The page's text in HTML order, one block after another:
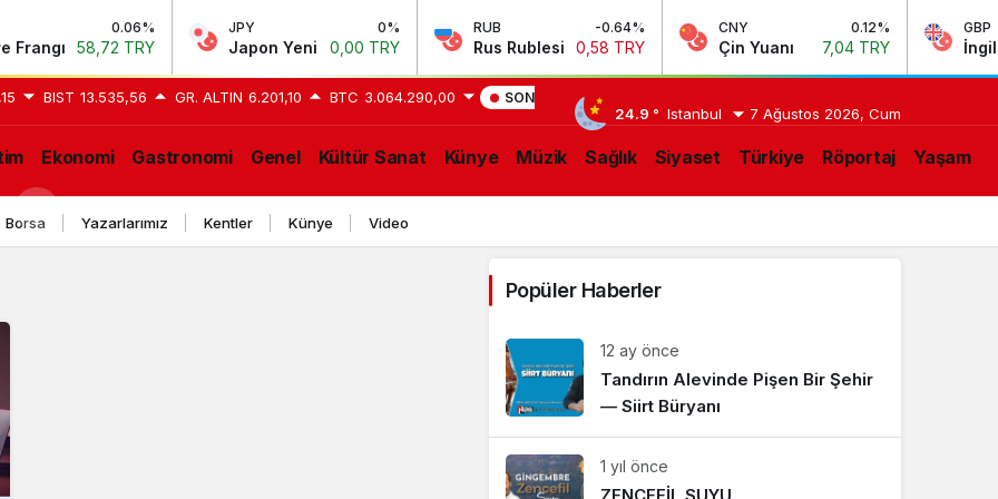
0.06%
58,72 TRY
JPY
Japon Yeni 0,00 TRY
RUB -0.64%
Rus Rublesi 0,58 TRY
CNY 0.12%
Çin Yuanı 7,04 TRY
GBP
İngiliz
BIST 13.535,56 GR. ALTIN 6.201,10 BTC 3.064.290,00 SON 21:02 Bitlis
24.9 ° Istanbul 7 Ağustos 2026, Cum
Ekonomi Gastronomi Genel Kültür Sanat Künye Müzik Sağlık Siyaset Türkiye Röportaj Yaşam
Borsa Yazarlarımız Kentler Künye Video
Popüler Haberler
12 ay önce
Tandırın Alevinde Pişen Bir Şehir
— Siirt Büryanı
1 yıl önce